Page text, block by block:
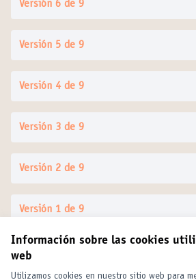
Información sobre las cookies
web
Utilizamos cookies en nuestro sitio web para
Versión 6 de 9
Versión 5 de 9
Versión 4 de 9
Versión 3 de 9
Versión 2 de 9
Versión 1 de 9
Términos y condiciones de uso
Configuración de cookies